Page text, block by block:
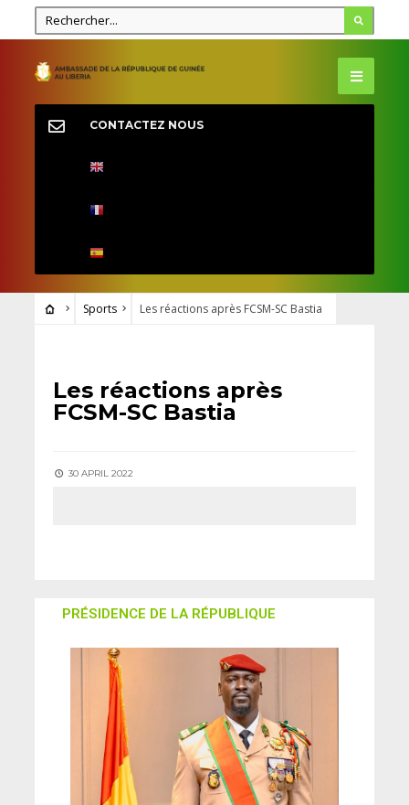
CONTACTEZ NOUS
Sports Les réactions après FCSM-SC Bastia
Les réactions après
FCSM-SC Bastia
30 APRIL 2022
PRÉSIDENCE DE LA RÉPUBLIQUE